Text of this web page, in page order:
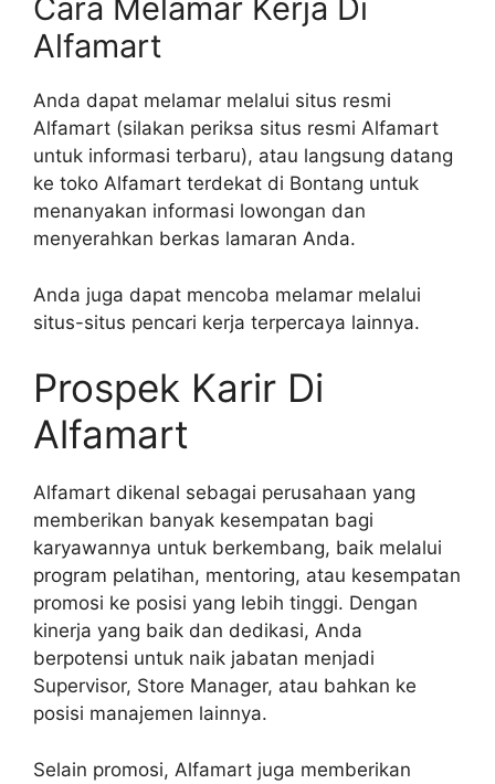
Cara Melamar Kerja Di
Alfamart
Anda dapat melamar melalui situs resmi
Alfamart (silakan periksa situs resmi Alfamart
untuk informasi terbaru), atau langsung datang
ke toko Alfamart terdekat di Bontang untuk
menanyakan informasi lowongan dan
menyerahkan berkas lamaran Anda.
Anda juga dapat mencoba melamar melalui
situs-situs pencari kerja terpercaya lainnya.
Prospek Karir Di
Alfamart
Alfamart dikenal sebagai perusahaan yang
memberikan banyak kesempatan bagi
karyawannya untuk berkembang, baik melalui
program pelatihan, mentoring, atau kesempatan
promosi ke posisi yang lebih tinggi. Dengan
kinerja yang baik dan dedikasi, Anda
berpotensi untuk naik jabatan menjadi
Supervisor, Store Manager, atau bahkan ke
posisi manajemen lainnya.
Selain promosi, Alfamart juga memberikan